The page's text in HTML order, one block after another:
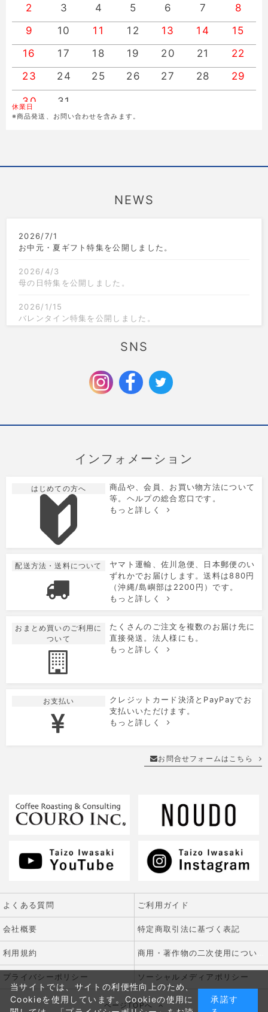
2
3 4 5 6 7
8
9
10 11 12 13 14
15
16
17 18 19 20 21
22
23
24 25 26 27 28 29
30 31
休業日
※商品発送、お問い合わせを含みます。
NEWS
2026/7/1
お中元・夏ギフト特集を公開しました。
2026/4/3
母の日特集を公開しました。
2026/1/15
バレンタイン特集を公開しました。
クリスマス限定のラッピングを追加しました。
お歳暮特集を公開しました。
SNS
インフォメーション
はじめての方へ
商品や、会員、お買い物方法について
等。ヘルプの総合窓口です。
もっと詳しく
配送方法・送料について
ヤマト運輸、佐川急便、日本郵便のい
ずれかでお届けします。送料は880円
（沖縄/島嶼部は2200円）です。
もっと詳しく
おまとめ買いのご利用に
ついて
たくさんのご注文を複数のお届け先に
直接発送。法人様にも。
もっと詳しく
お支払い
クレジットカード決済とPayPayでお
支払いいただけます。
もっと詳しく
お問合せフォームはこちら
よくある質問 ご利用ガイド
会社概要 特定商取引法に基づく表記
利用規約
プライバシーポリシー ソーシャルメディアポリシー
ページTOPへ
当サイトでは、サイトの利便性向上のため、
Cookieを使用しています。Cookieの使用に
承諾す